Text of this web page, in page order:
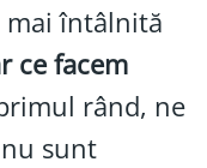
mai întâlnită
ce facem
rând, ne
sunt